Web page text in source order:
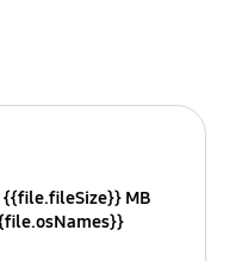
{{file.fileSize}} MB